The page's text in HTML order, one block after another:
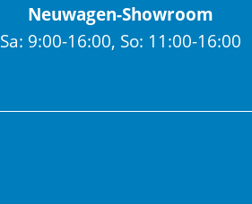
Neuwagen-Showroom
Sa: 9:00-16:00, So: 11:00-16:00